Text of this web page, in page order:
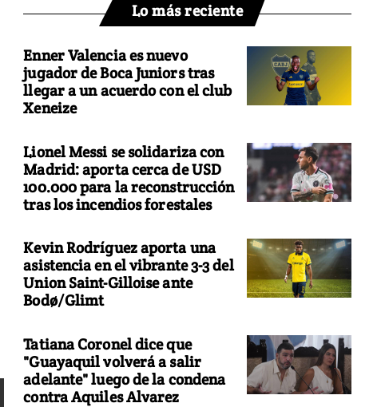
Lo más reciente
Enner Valencia es nuevo
jugador de Boca Juniors tras
llegar a un acuerdo con el club
Xeneize
Lionel Messi se solidariza con
Madrid: aporta cerca de USD
100.000 para la reconstrucción
tras los incendios forestales
Kevin Rodríguez aporta una
asistencia en el vibrante 3-3 del
Union Saint-Gilloise ante
Bodø/Glimt
Tatiana Coronel dice que
"Guayaquil volverá a salir
adelante" luego de la condena
contra Aquiles Alvarez